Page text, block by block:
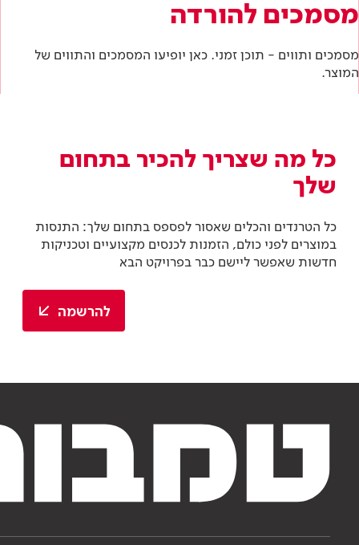
מסמכים להורדה
מסמכים ותווים - תוכן זמני. כאן יופיעו המסמכים והתווים של
המוצר.
כל מה שצריך להכיר בתחום
שלך
כל הטרנדים והכלים שאסור לפספס בתחום שלך: התנסות
במוצרים לפני כולם, הזמנות לכנסים מקצועיים וטכניקות
חדשות שאפשר ליישם כבר בפרויקט הבא
להרשמה